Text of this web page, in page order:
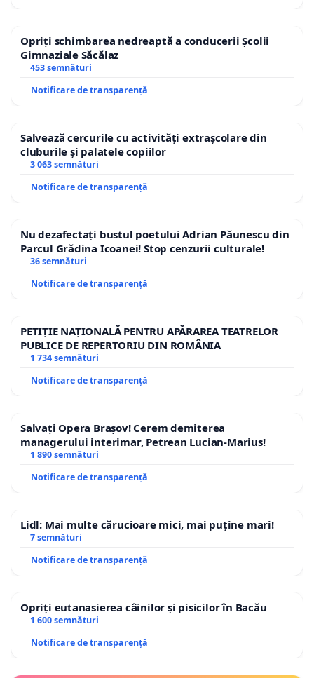
Opriți schimbarea nedreaptă a conducerii Școlii
Gimnaziale Săcălaz
453 semnături
Notificare de transparență
Salvează cercurile cu activități extrașcolare din
cluburile și palatele copiilor
3 063 semnături
Notificare de transparență
Nu dezafectați bustul poetului Adrian Păunescu din
Parcul Grădina Icoanei! Stop cenzurii culturale!
36 semnături
Notificare de transparență
PETIȚIE NAȚIONALĂ PENTRU APĂRAREA TEATRELOR
PUBLICE DE REPERTORIU DIN ROMÂNIA
1 734 semnături
Notificare de transparență
Salvați Opera Brașov! Cerem demiterea
managerului interimar, Petrean Lucian-Marius!
1 890 semnături
Notificare de transparență
Lidl: Mai multe cărucioare mici, mai puține mari!
7 semnături
Notificare de transparență
Opriți eutanasierea câinilor și pisicilor în Bacău
1 600 semnături
Notificare de transparență